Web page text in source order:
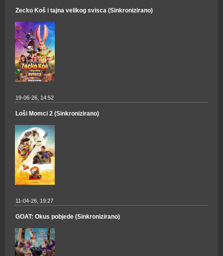
Zecko Koš i tajna velikog svisca (Sinkronizirano)
19-06-26, 14:52
Loši Momci 2 (Sinkronizirano)
11-04-26, 19:27
GOAT: Okus pobjede (Sinkronizirano)